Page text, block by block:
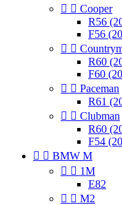
  Cooper
R56
F56
 
R60
F60
  Paceman
R61
  Clubman
R60
F54
  BMW M
  1M
E82
  M2